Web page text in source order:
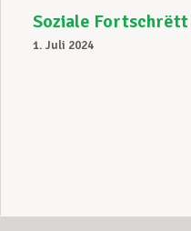
Soziale
1. Juli 2024